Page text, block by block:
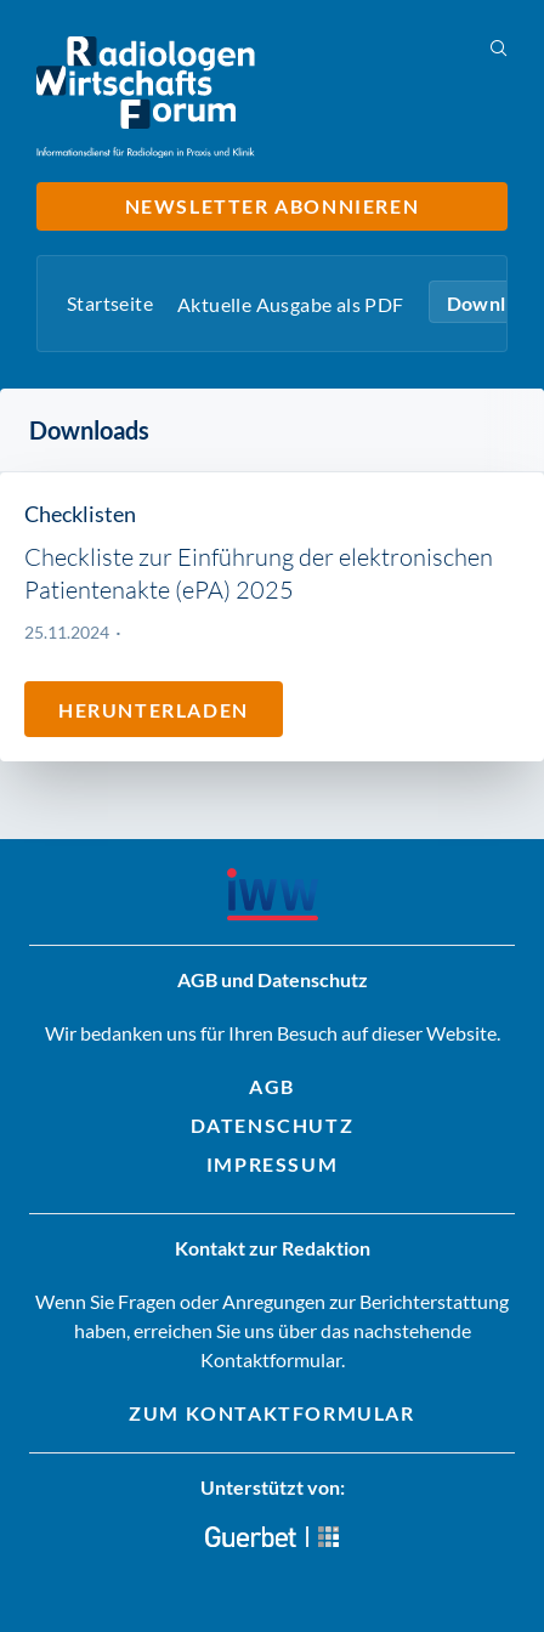
NEWSLETTER ABONNIEREN
Startseite Aktuelle Ausgabe als PDF
Downloads
Checklisten
Checkliste zur Einführung der elektronischen
Patientenakte (ePA) 2025
25.11.2024
HERUNTERLADEN
AGB und Datenschutz
Wir bedanken uns für Ihren Besuch auf dieser Website.
AGB
DATENSCHUTZ
IMPRESSUM
Kontakt zur Redaktion
Wenn Sie Fragen oder Anregungen zur Berichterstattung
haben, erreichen Sie uns über das nachstehende
Kontaktformular.
ZUM KONTAKTFORMULAR
Unterstützt von: